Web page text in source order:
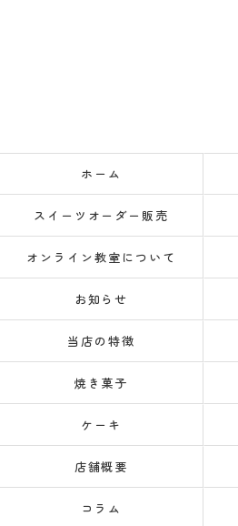
ホーム
スイーツオーダー販売
オンライン教室について
お知らせ
当店の特徴
焼き菓子
ケーキ
店舗概要
コラム